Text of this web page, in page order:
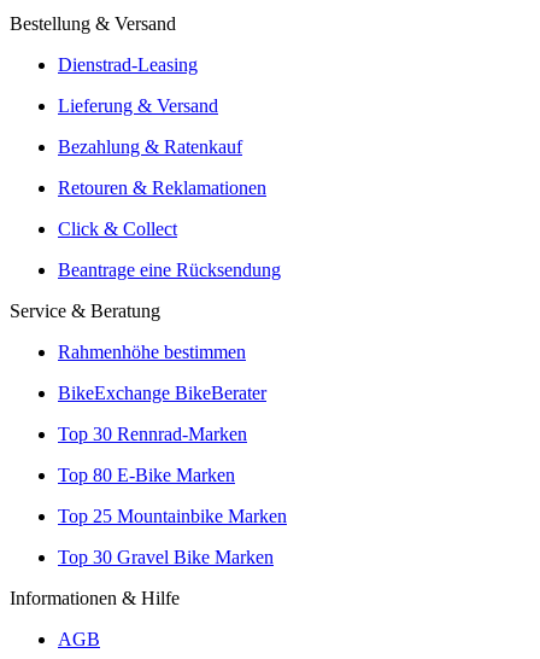
Aufbau vom Fachhändler
Angebote von über 300 Shops
Versand oder Click & Collect
Reservierung & Probefahrt vor Ort
Leasingmöglichkeiten
Bestellung & Versand
Dienstrad-Leasing
Lieferung & Versand
Bezahlung & Ratenkauf
Retouren & Reklamationen
Click & Collect
Beantrage eine Rücksendung
Service & Beratung
Rahmenhöhe bestimmen
BikeExchange BikeBerater
Top 30 Rennrad-Marken
Top 80 E-Bike Marken
Top 25 Mountainbike Marken
Top 30 Gravel Bike Marken
Informationen & Hilfe
AGB